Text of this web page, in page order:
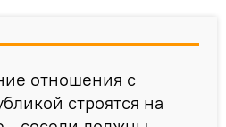
отношения с
строятся на